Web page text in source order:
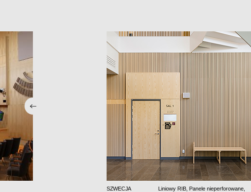
SZWECJA Liniowy RIB, Panele nieperforowane,